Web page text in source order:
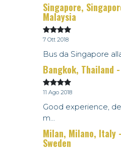
Singapore,
Malaysia
7 Ott 2018
Bus da Singapore
Bangkok, Thailand
11 Ago 2018
Good experience,
m...
Milan, Milano, Italy
Sweden